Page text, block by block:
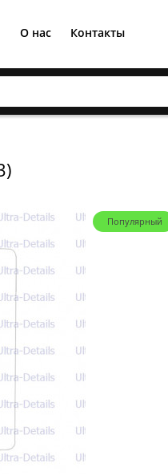
О нас Контакты
Популярный